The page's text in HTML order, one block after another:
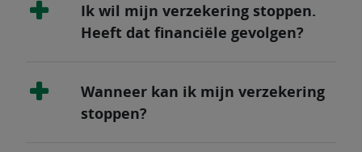
Ik wil mijn verzekering stoppen.
Heeft dat financiële gevolgen?
Wanneer kan ik mijn verzekering
stoppen?